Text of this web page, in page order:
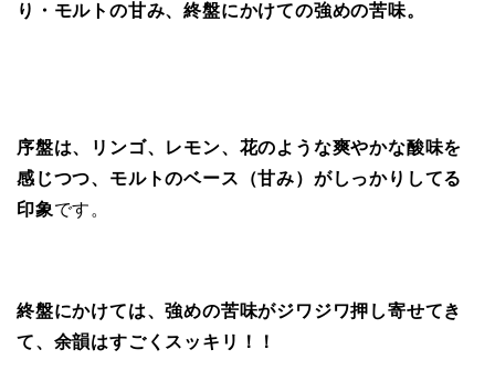
り・モルトの甘み、終盤にかけての強めの苦味。
序盤は、リンゴ、レモン、花のような爽やかな酸味を
感じつつ、モルトのベース（甘み）がしっかりしてる
印象です。
終盤にかけては、強めの苦味がジワジワ押し寄せてき
て、余韻はすごくスッキリ！！